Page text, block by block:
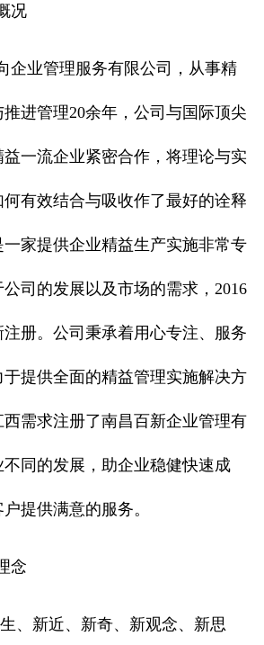
况
企业管理服务有限公司，从事精
进管理20余年，公司与国际顶尖
一流企业紧密合作，将理论与实
有效结合与吸收作了最好的诠释
家提供企业精益生产实施非常专
司的发展以及市场的需求，2016
册。公司秉承着用心专注、服务
提供全面的精益管理实施解决方
西需求注册了南昌百新企业管理有
同的发展，助企业稳健快速成
提供满意的服务。
念
、新近、新奇、新观念、新思